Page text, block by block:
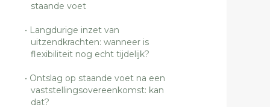
staande voet
Langdurige inzet van
uitzendkrachten: wanneer is
flexibiliteit nog echt tijdelijk?
Ontslag op staande voet na een
vaststellingsovereenkomst: kan
dat?